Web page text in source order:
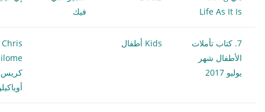
Life As It Is
فيك
7. كتاب تأملات
الأطفال شهر
يوليو 2017
Kids أطفال
Chris
كريس